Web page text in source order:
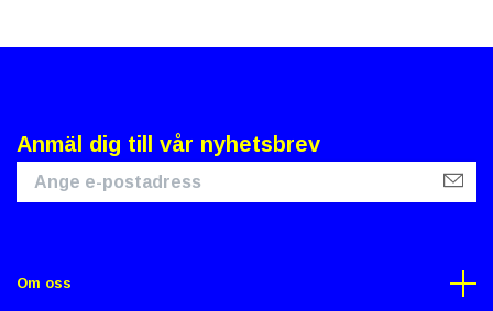
Anmäl dig till vår nyhetsbrev
Om oss